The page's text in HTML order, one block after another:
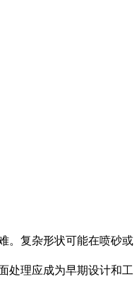
。复杂形状可能在喷砂或
处理应成为早期设计和工